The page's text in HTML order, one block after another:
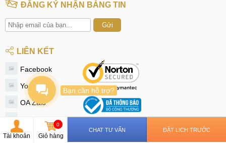
ĐĂNG KÝ NHẬN BẢNG TIN
Gửi
LIÊN KẾT
Facebook
Youtube
OA Zalo
Tiktok
Tài khoản
0
Giỏ hàng
CHAT TƯ VẤN ĐẶT LỊCH TRƯỚC
Bạn cần hỗ trợ?